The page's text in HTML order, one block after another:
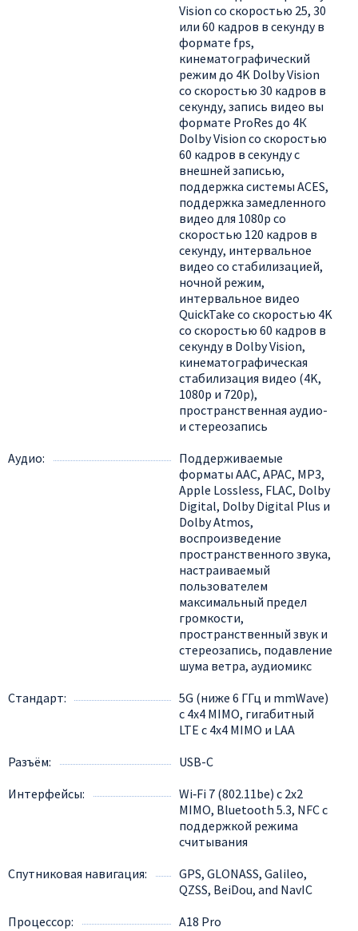
Vision со скоростью 25, 30
или 60 кадров в секунду в
формате fps,
кинематографический
режим до 4K Dolby Vision
со скоростью 30 кадров в
секунду, запись видео вы
формате ProRes до 4К
Dolby Vision со скоростью
60 кадров в секунду с
внешней записью,
поддержка системы ACES,
поддержка замедленного
видео для 1080p со
скоростью 120 кадров в
секунду, интервальное
видео со стабилизацией,
ночной режим,
интервальное видео
QuickTake со скоростью 4K
со скоростью 60 кадров в
секунду в Dolby Vision,
кинематографическая
стабилизация видео (4K,
1080p и 720p),
пространственная аудио-
и стереозапись
Аудио
Поддерживаемые
форматы AAC, APAC, MP3,
Apple Lossless, FLAC, Dolby
Digital, Dolby Digital Plus и
Dolby Atmos,
воспроизведение
пространственного звука,
настраиваемый
пользователем
максимальный предел
громкости,
пространственный звук и
стереозапись, подавление
шума ветра, аудиомикс
Стандарт
5G (ниже 6 ГГц и mmWave)
с 4x4 MIMO, гигабитный
LTE с 4x4 MIMO и LAA
Разъём
USB-C
Интерфейсы
Wi‑Fi 7 (802.11be) с 2x2
MIMO, Bluetooth 5.3, NFC с
поддержкой режима
считывания
Спутниковая навигация
GPS, GLONASS, Galileo,
QZSS, BeiDou, and NavIC
Процессор
A18 Pro